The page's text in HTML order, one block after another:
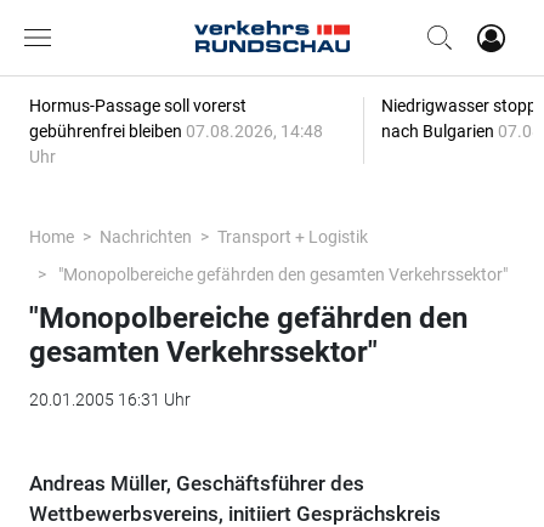
Hormus-Passage soll vorerst
gebührenfrei bleiben 07.08.2026, 14:48
Uhr
Niedrigwasser
nach Bulgarien
Home Nachrichten
Transport + Logistik
"Monopolbereiche gefährden den gesamten Verkehrssektor"
"Monopolbereiche gefährden den
gesamten Verkehrssektor"
20.01.2005 16:31 Uhr
Andreas Müller, Geschäftsführer des
Wettbewerbsvereins, initiiert Gesprächskreis